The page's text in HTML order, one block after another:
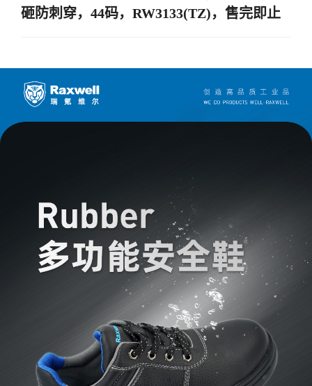
砸防刺穿，44码，RW3133(TZ)，售完即止